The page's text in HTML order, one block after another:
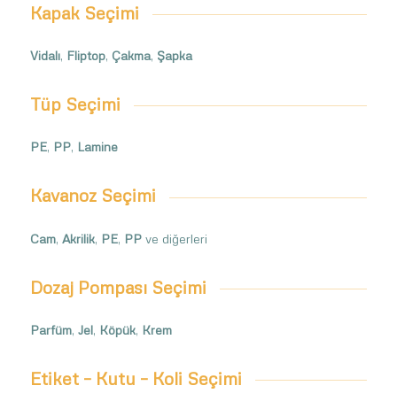
Kapak Seçimi
Vidalı, Fliptop, Çakma, Şapka
Tüp Seçimi
PE, PP, Lamine
Kavanoz Seçimi
Cam, Akrilik, PE, PPve diğerleri
Dozaj Pompası Seçimi
Parfüm, Jel, Köpük, Krem
Etiket – Kutu – Koli Seçimi